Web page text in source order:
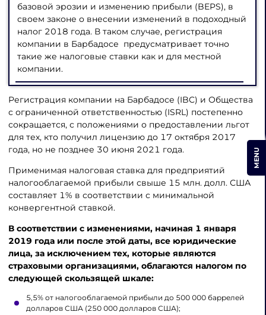
базовой эрозии и изменению прибыли (BEPS), в
своем законе о внесении изменений в подоходный
налог 2018 года. В таком случае, регистрация
компании в Барбадосе предусматривает точно
такие же налоговые ставки как и для местной
компании.
Регистрация компании на Барбадосе (IBC) и Общества
с ограниченной ответственностью (ISRL) постепенно
сокращается, с положениями о предоставлении льгот
для тех, кто получил лицензию до 17 октября 2017
года, но не позднее 30 июня 2021 года.
Применимая налоговая ставка для предприятий
налогооблагаемой прибыли свыше 15 млн. долл. США
составляет 1% в соответствии с минимальной
конвергентной ставкой.
В соответствии с изменениями, начиная 1 января
2019 года или после этой даты, все юридические
лица, за исключением тех, которые являются
страховыми организациями, облагаются налогом по
следующей скользящей шкале:
5,5% от налогооблагаемой прибыли до 500 000 баррелей
долларов США (250 000 долларов США);
MENU